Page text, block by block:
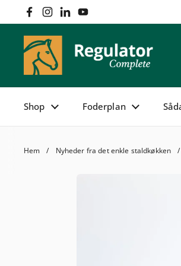
Hoppa till innehållet
FacebookInstagram
LinkedInYouTube
Shop Foderplan
Hem / Nyheder fra det enkle staldkøkken /